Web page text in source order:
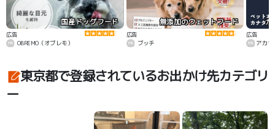
国産ドッグフード
広告
OBREMO（オブレモ）
無添加のウェットフード
広告
ブッチ
カ
広告
アカ
東京都で登録されているお出かけ先カテゴリ
ー